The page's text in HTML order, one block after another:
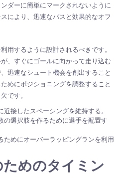
ダーに簡単にマークされないように
により、迅速なパスと効果的なオフ
用するように設計されるべきです。
、すぐにゴールに向かって走り込む
迅速なシュート機会を創出すること
めにポジショニングを調整すること
です。
接したスペーシングを維持する。
の選択肢を作るために選手を配置す
ためにオーバーラッピングランを利用
めのタイミン